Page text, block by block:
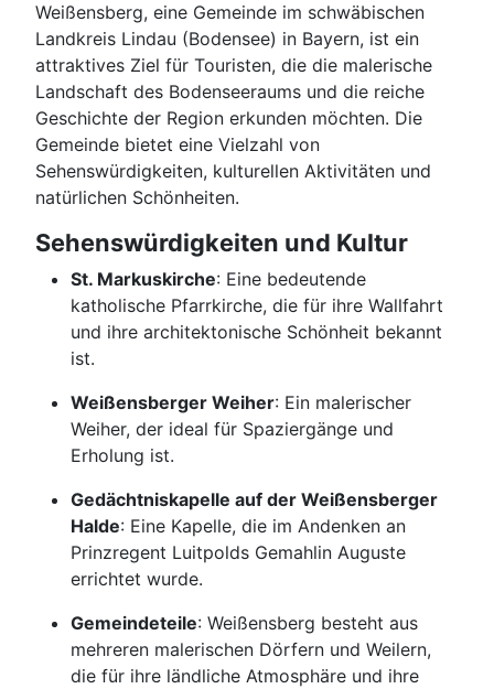
Weißensberg, eine Gemeinde im schwäbischen
Landkreis Lindau (Bodensee) in Bayern, ist ein
attraktives Ziel für Touristen, die die malerische
Landschaft des Bodenseeraums und die reiche
Geschichte der Region erkunden möchten. Die
Gemeinde bietet eine Vielzahl von
Sehenswürdigkeiten, kulturellen Aktivitäten und
natürlichen Schönheiten.
Sehenswürdigkeiten und Kultur
St. Markuskirche: Eine bedeutende
katholische Pfarrkirche, die für ihre Wallfahrt
und ihre architektonische Schönheit bekannt
ist.
Weißensberger Weiher: Ein malerischer
Weiher, der ideal für Spaziergänge und
Erholung ist.
Gedächtniskapelle auf der Weißensberger
Halde: Eine Kapelle, die im Andenken an
Prinzregent Luitpolds Gemahlin Auguste
errichtet wurde.
Gemeindeteile: Weißensberg besteht aus
mehreren malerischen Dörfern und Weilern,
die für ihre ländliche Atmosphäre und ihre